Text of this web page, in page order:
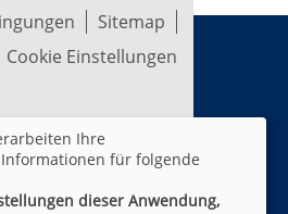
Sitemap
Cookie Einstellungen
Ihre
für folgende
dieser Anwendung,